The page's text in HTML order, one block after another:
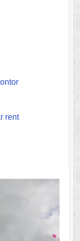
rent